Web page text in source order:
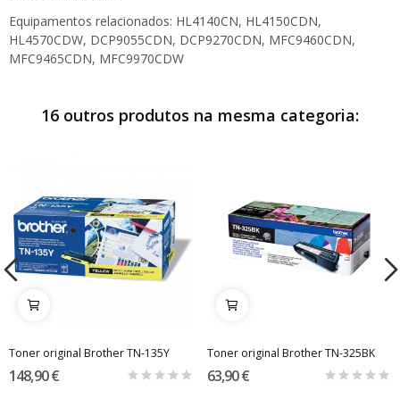
Equipamentos relacionados: HL4140CN, HL4150CDN,
HL4570CDW, DCP9055CDN, DCP9270CDN, MFC9460CDN,
MFC9465CDN, MFC9970CDW
16 outros produtos na mesma categoria:
Toner original Brother TN-135Y
148,90 €
Toner original Brother TN-325BK
63,90 €